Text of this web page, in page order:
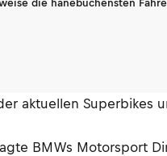
die hanebüchensten
aktuellen Superbikes
BMWs Motorsport